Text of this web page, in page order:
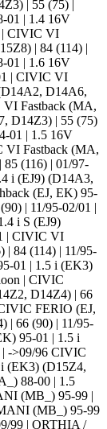
| 55 (75) |
01 | 1.4 16V
| CIVIC VI
| 84 (114) |
01 | 1.6 16V
| CIVIC VI
D14A6,
VI Fastback (MA,
D14Z3) | 55 (75)
01 | 1.5 16V
VI Fastback (MA,
(116) | 01/97-
i (EJ9) (D14A3,
(EJ, EK) 95-
| 11/95-02/01 |
i S (EJ9)
| CIVIC VI
| 84 (114) | 11/95-
01 | 1.5 i (EK3)
| CIVIC
D14Z4) | 66
FERIO (EJ,
| 66 (90) | 11/95-
95-01 | 1.5 i
->09/96 CIVIC
(EK3) (D15Z4,
88-00 | 1.5
(MB_) 95-99 |
(MB_) 95-99
99 | ORTHIA /